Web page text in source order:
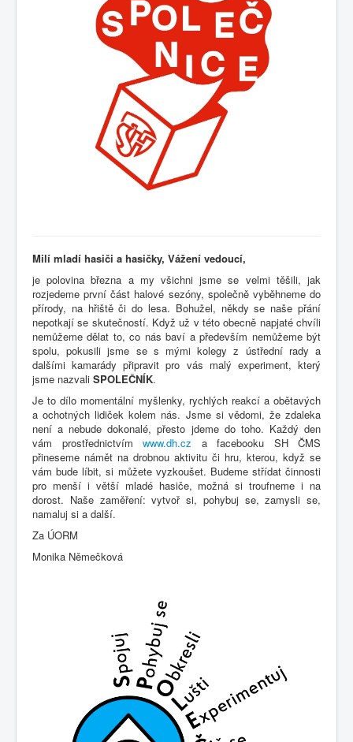
Milí mladí hasiči a hasičky, Vážení vedoucí,
je polovina března a my všichni jsme se velmi těšili, jak
rozjedeme první část halové sezóny, společně vyběhneme do
přírody, na hřiště či do lesa. Bohužel, někdy se naše přání
nepotkají se skutečností. Když už v této obecně napjaté chvíli
nemůžeme dělat to, co nás baví a především nemůžeme být
spolu, pokusili jsme se s mými kolegy z ústřední rady a
dalšími kamarády připravit pro vás malý experiment, který
jsme nazvali SPOLEČNÍK.
Je to dílo momentální myšlenky, rychlých reakcí a obětavých
a ochotných lidiček kolem nás. Jsme si vědomi, že zdaleka
není a nebude dokonalé, přesto jdeme do toho. Každý den
vám prostřednictvím www.dh.cz a facebooku SH ČMS
přineseme námět na drobnou aktivitu či hru, kterou, když se
vám bude líbit, si můžete vyzkoušet. Budeme střídat činnosti
pro menší i větší mladé hasiče, možná si troufneme i na
dorost. Naše zaměření: vytvoř si, pohybuj se, zamysli se,
namaluj si a další.
Za ÚORM
Monika Němečková